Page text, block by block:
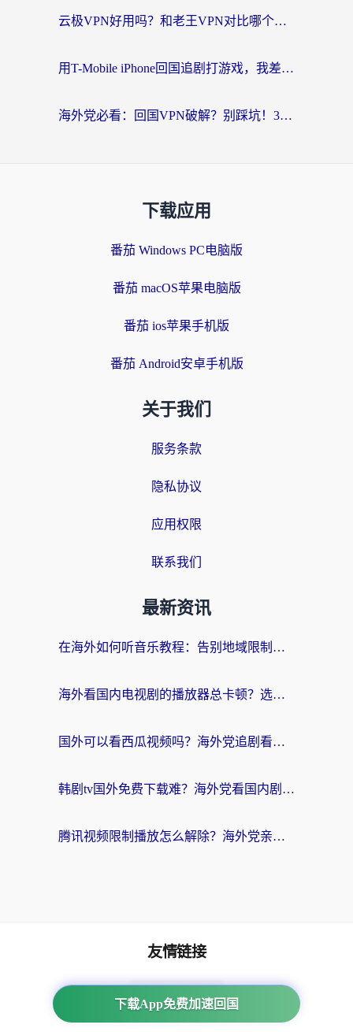
云极VPN好用吗？和老王VPN对比哪个回国效果更好？海外党必看的真实体验指南
用T-Mobile iPhone回国追剧打游戏，我差点把手机砸了
海外党必看：回国VPN破解？别踩坑！3步选对加速器无缝刷国内资源
下载应用
番茄 Windows PC电脑版
番茄 macOS苹果电脑版
番茄 ios苹果手机版
番茄 Android安卓手机版
关于我们
服务条款
隐私协议
应用权限
联系我们
最新资讯
在海外如何听音乐教程：告别地域限制，随时听见国内的声音
海外看国内电视剧的播放器总卡顿？选对回国加速器才是关键
国外可以看西瓜视频吗？海外党追剧看片的终极解决方案
韩剧tv国外免费下载难？海外党看国内剧的加速器选择指南（附实用技巧）
腾讯视频限制播放怎么解除？海外党亲测有效的回国加速指南
下载App免费加速回国
友情链接
海外回国加速器